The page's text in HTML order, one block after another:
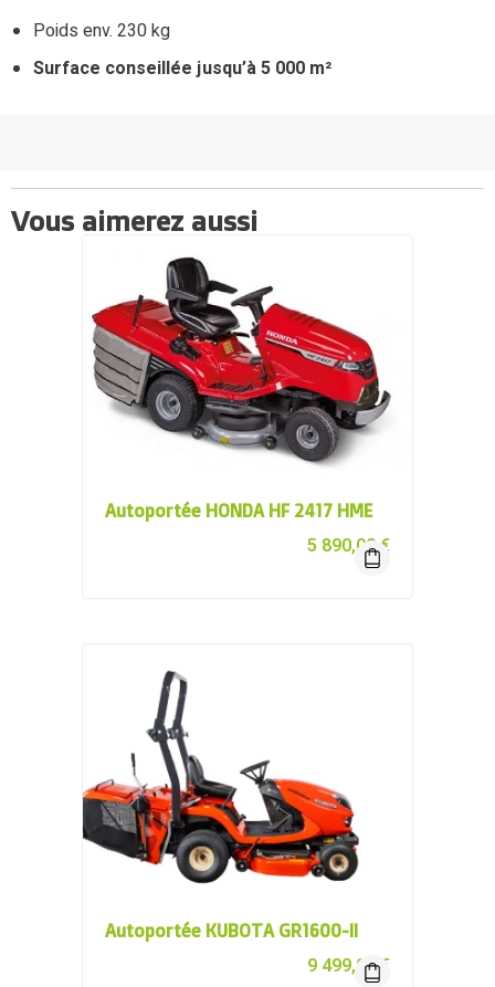
Poids env. 230 kg
Surface conseillée jusqu’à 5 000 m²
Vous aimerez aussi
Autoportée HONDA HF 2417 HME
5 890,00€
Autoportée KUBOTA GR1600-II
9 499,00€